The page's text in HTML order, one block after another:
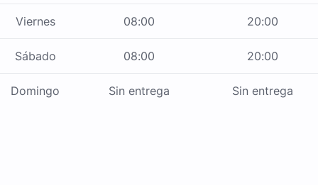
Viernes 08:00 20:00
Sábado 08:00 20:00
Domingo Sin entrega Sin entrega